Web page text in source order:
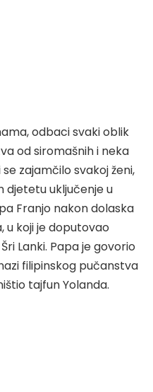
odbaci svaki oblik
od siromašnih i neka
zajamčilo svakoj ženi,
djetetu uključenje u
Franjo nakon dolaska
u koji je doputovao
Lanki. Papa je govorio
filipinskog pučanstva
tajfun Yolanda.